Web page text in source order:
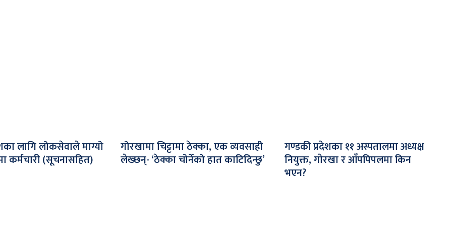
लागि लोकसेवाले माग्यो
कर्मचारी (सूचनासहित)
गोरखामा चिट्टामा ठेक्का, एक व्यवसाही
लेख्छन्- ‘ठेक्का चोर्नेको हात काटिदिन्छु’
गण्डकी प्रदेशका ११ अस्पतालमा अध्यक्ष
नियुक्त, गाेरखा र आँपपिपलमा किन
भएन?